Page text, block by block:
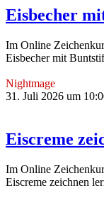
Eisbecher
Im Online
Eisbecher mit
Nightmage
31. Juli 2026 um
Eiscreme
Im Online
Eiscreme zeichnen